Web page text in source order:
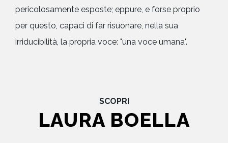
pericolosamente esposte; eppure, e forse proprio
per questo, capaci di far risuonare, nella sua
irriducibilità, la propria voce: "una voce umana".
SCOPRI
LAURA BOELLA